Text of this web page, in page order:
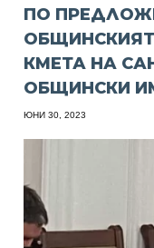
ПО
КМЕТА НА
ОБЩИНСКИ
ЮНИ 30, 2023